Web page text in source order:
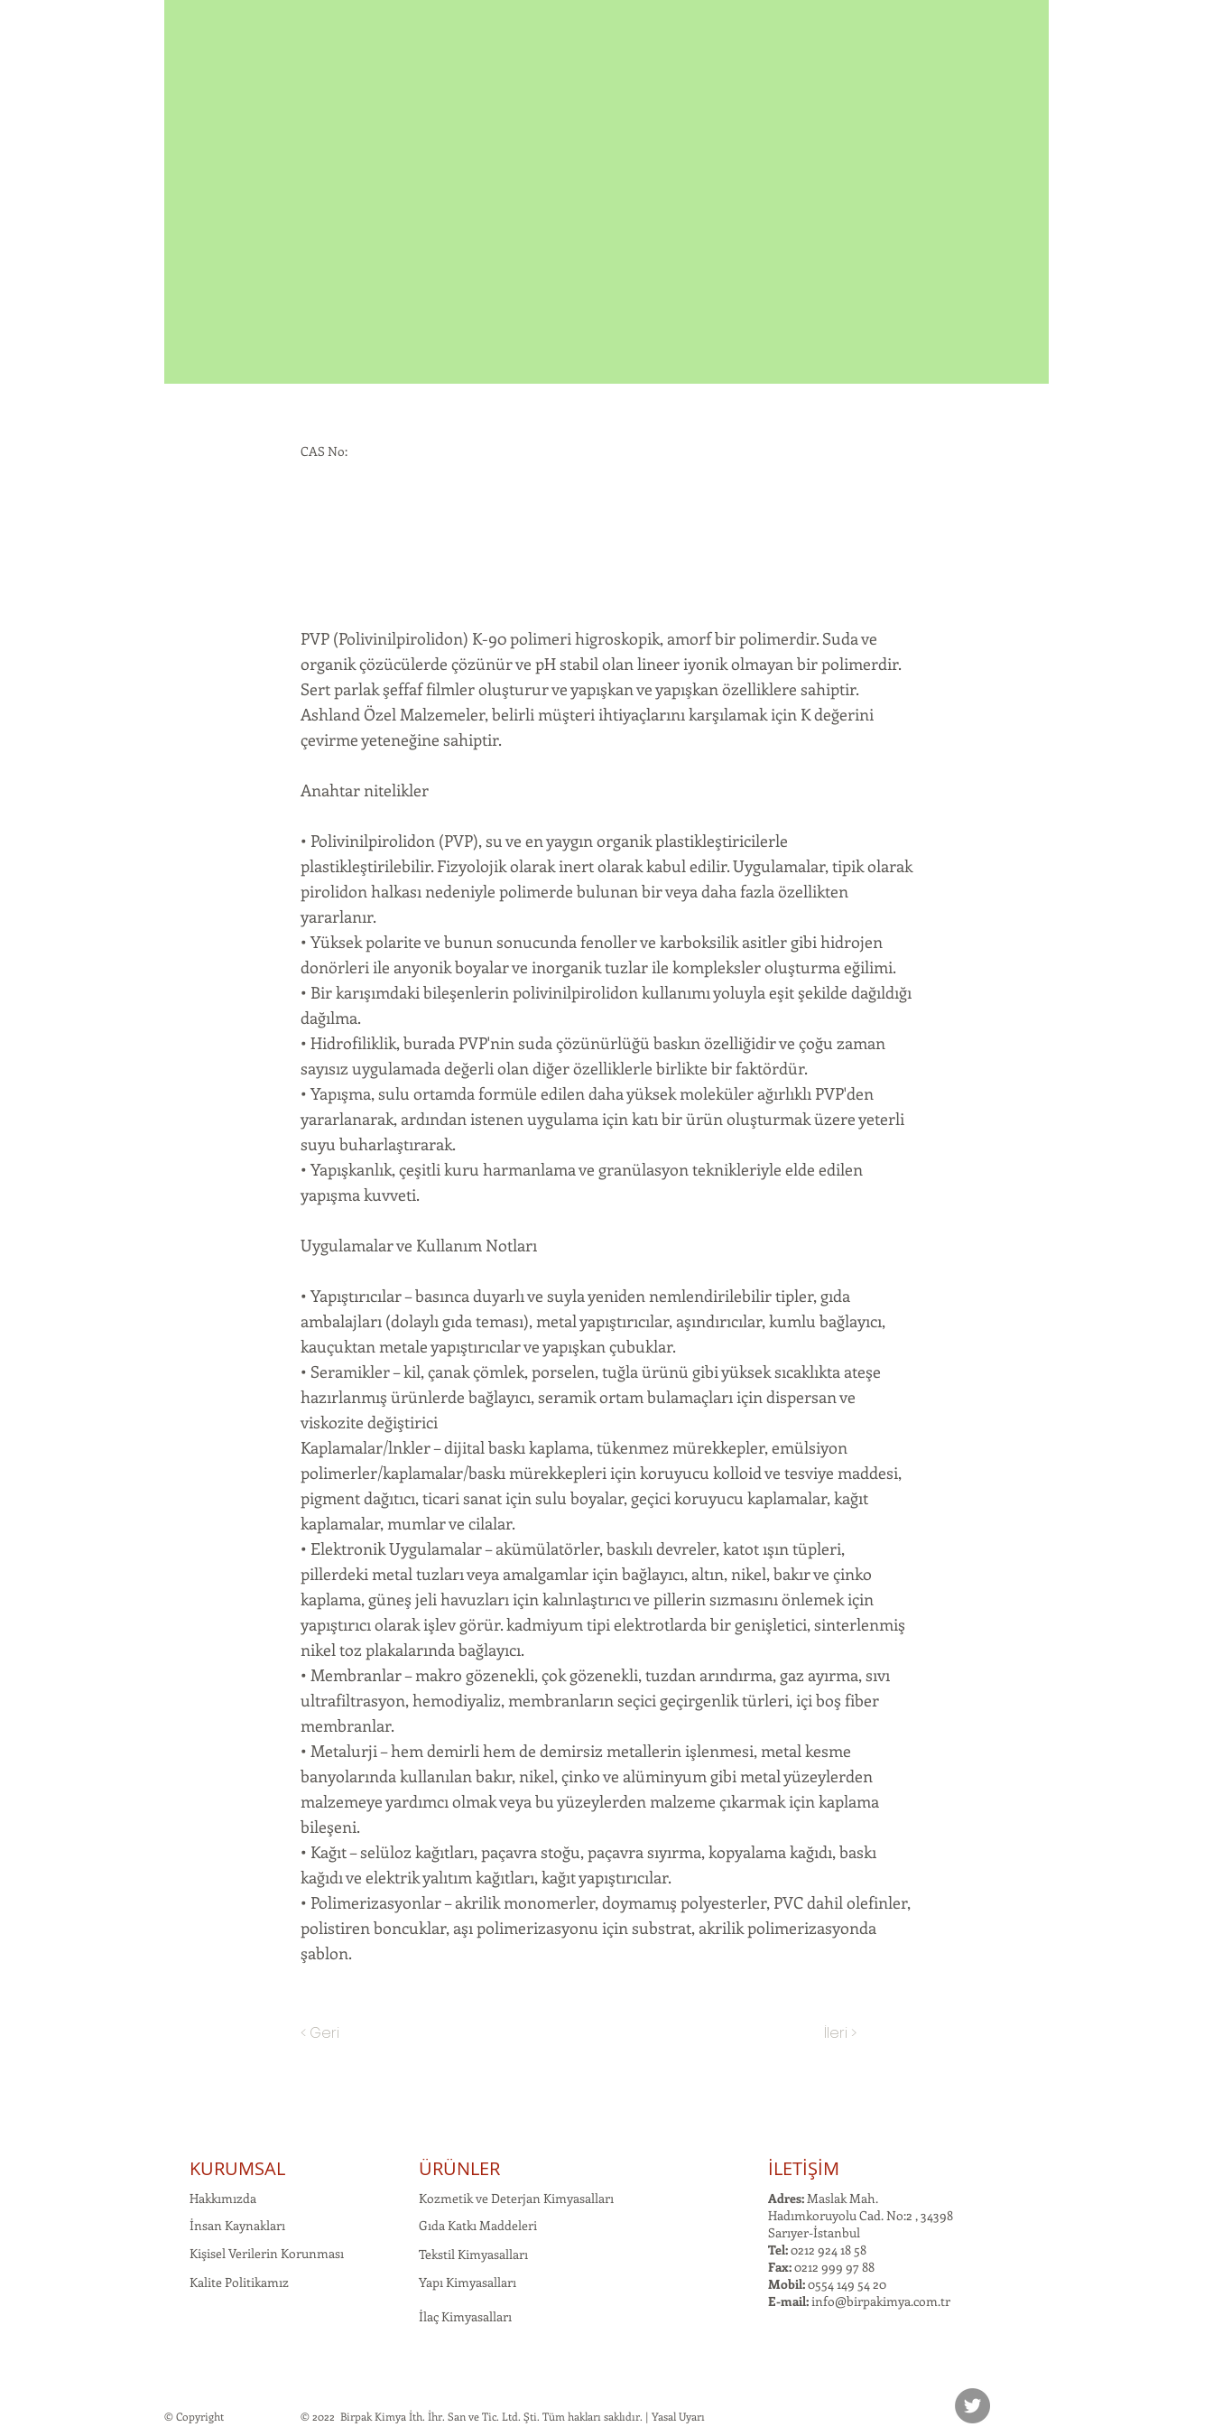
CAS No:
PVP (Polivinilpirolidon) K-90 polimeri higroskopik, amorf bir polimerdir. Suda ve
organik çözücülerde çözünür ve pH stabil olan lineer iyonik olmayan bir polimerdir.
Sert parlak şeffaf filmler oluşturur ve yapışkan ve yapışkan özelliklere sahiptir.
Ashland Özel Malzemeler, belirli müşteri ihtiyaçlarını karşılamak için K değerini
çevirme yeteneğine sahiptir.
Anahtar nitelikler
• Polivinilpirolidon (PVP), su ve en yaygın organik plastikleştiricilerle
plastikleştirilebilir. Fizyolojik olarak inert olarak kabul edilir. Uygulamalar, tipik olarak
pirolidon halkası nedeniyle polimerde bulunan bir veya daha fazla özellikten
yararlanır.
• Yüksek polarite ve bunun sonucunda fenoller ve karboksilik asitler gibi hidrojen
donörleri ile anyonik boyalar ve inorganik tuzlar ile kompleksler oluşturma eğilimi.
• Bir karışımdaki bileşenlerin polivinilpirolidon kullanımı yoluyla eşit şekilde dağıldığı
dağılma.
• Hidrofiliklik, burada PVP'nin suda çözünürlüğü baskın özelliğidir ve çoğu zaman
sayısız uygulamada değerli olan diğer özelliklerle birlikte bir faktördür.
• Yapışma, sulu ortamda formüle edilen daha yüksek moleküler ağırlıklı PVP'den
yararlanarak, ardından istenen uygulama için katı bir ürün oluşturmak üzere yeterli
suyu buharlaştırarak.
• Yapışkanlık, çeşitli kuru harmanlama ve granülasyon teknikleriyle elde edilen
yapışma kuvveti.
Uygulamalar ve Kullanım Notları
• Yapıştırıcılar – basınca duyarlı ve suyla yeniden nemlendirilebilir tipler, gıda
ambalajları (dolaylı gıda teması), metal yapıştırıcılar, aşındırıcılar, kumlu bağlayıcı,
kauçuktan metale yapıştırıcılar ve yapışkan çubuklar.
• Seramikler – kil, çanak çömlek, porselen, tuğla ürünü gibi yüksek sıcaklıkta ateşe
hazırlanmış ürünlerde bağlayıcı, seramik ortam bulamaçları için dispersan ve
viskozite değiştirici
Kaplamalar/lnkler – dijital baskı kaplama, tükenmez mürekkepler, emülsiyon
polimerler/kaplamalar/baskı mürekkepleri için koruyucu kolloid ve tesviye maddesi,
pigment dağıtıcı, ticari sanat için sulu boyalar, geçici koruyucu kaplamalar, kağıt
kaplamalar, mumlar ve cilalar.
• Elektronik Uygulamalar – akümülatörler, baskılı devreler, katot ışın tüpleri,
pillerdeki metal tuzları veya amalgamlar için bağlayıcı, altın, nikel, bakır ve çinko
kaplama, güneş jeli havuzları için kalınlaştırıcı ve pillerin sızmasını önlemek için
yapıştırıcı olarak işlev görür. kadmiyum tipi elektrotlarda bir genişletici, sinterlenmiş
nikel toz plakalarında bağlayıcı.
• Membranlar – makro gözenekli, çok gözenekli, tuzdan arındırma, gaz ayırma, sıvı
ultrafiltrasyon, hemodiyaliz, membranların seçici geçirgenlik türleri, içi boş fiber
membranlar.
• Metalurji – hem demirli hem de demirsiz metallerin işlenmesi, metal kesme
banyolarında kullanılan bakır, nikel, çinko ve alüminyum gibi metal yüzeylerden
malzemeye yardımcı olmak veya bu yüzeylerden malzeme çıkarmak için kaplama
bileşeni.
• Kağıt – selüloz kağıtları, paçavra stoğu, paçavra sıyırma, kopyalama kağıdı, baskı
kağıdı ve elektrik yalıtım kağıtları, kağıt yapıştırıcılar.
• Polimerizasyonlar – akrilik monomerler, doymamış polyesterler, PVC dahil olefinler,
polistiren boncuklar, aşı polimerizasyonu için substrat, akrilik polimerizasyonda
şablon.
< Geri İleri >
KURUMSAL
Hakkımızda
İnsan Kaynakları
Kişisel Verilerin Korunması
Kalite Politikamız
ÜRÜNLER
Kozmetik ve Deterjan Kimyasalları
Gıda Katkı Maddeleri
Tekstil Kimyasalları
Yapı Kimyasalları
İlaç Kimyasalları
İLETİŞİM
Adres:Maslak Mah.
Hadımkoruyolu Cad. No:2 , 34398
Sarıyer-İstanbul
Tel:0212 924 18 58
Fax:0212 999 97 88
Mobil:0554 149 54 20
E-mail:info@birpakimya.com.tr
© Copyright © 2022 Birpak Kimya İth. İhr. San ve Tic. Ltd. Şti. Tüm hakları saklıdır. | Yasal Uyarı